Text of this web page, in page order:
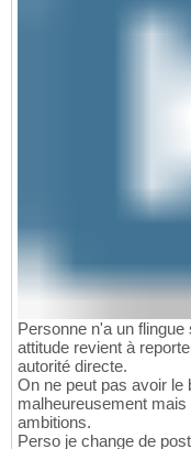
Personne n'a un
attitude revient à
autorité directe.
On ne peut pas avoir le
malheureusement
ambitions.
Perso je change de